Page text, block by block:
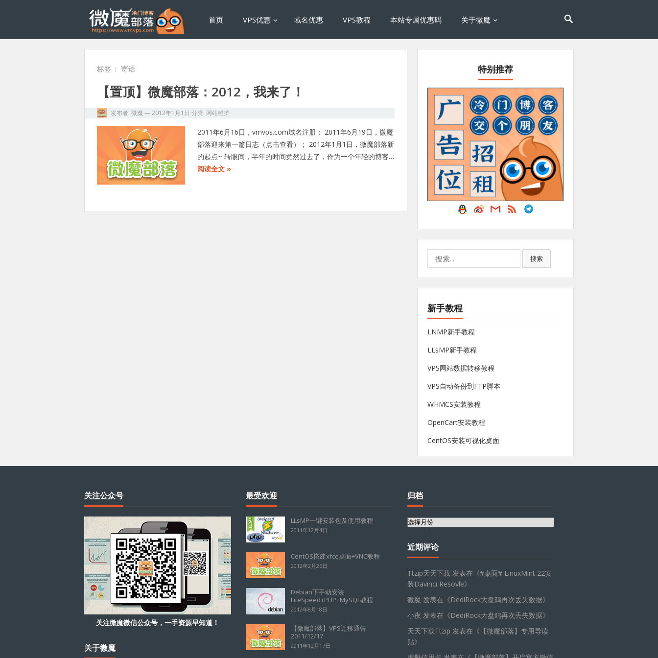
首页 VPS优惠 域名优惠 VPS教程 本站专属优惠码 关于微魔
标签： 寄语
【置顶】微魔部落：2012，我来了！
发布者: 微魔 —2012年1月1日 分类: 网站维护
2011年6月16日，vmvps.com域名注册； 2011年6月19日，微魔
部落迎来第一篇日志（点击查看）； 2012年1月1日，微魔部落新
的起点~ 转眼间，半年的时间竟然过去了，作为一个年轻的博客…
阅读全文 »
特别推荐
搜索
新手教程
LNMP新手教程
LLsMP新手教程
VPS网站数据转移教程
VPS自动备份到FTP脚本
WHMCS安装教程
OpenCart安装教程
CentOS安装可视化桌面
关注公众号
关注微魔微信公众号，一手资源早知道！
关于微魔
最受欢迎
LLsMP一键安装包及使用教程
2011年12月4日
CentOS搭建xfce桌面+VNC教程
2012年2月26日
Debian下手动安装
LiteSpeed+PHP+MySQL教程
2012年8月18日
【微魔部落】VPS迁移通告
2011/12/17
2011年12月17日
归档
归
近期评论
Ttzip天天下载 发表在《#桌面# LinuxMint 22安
装Davinci Resovle》
微魔 发表在《DediRock大盘鸡再次丢失数据》
小夜 发表在《DediRock大盘鸡再次丢失数据》
天天下载Ttzip 发表在《 【微魔部落】专用导读
贴》